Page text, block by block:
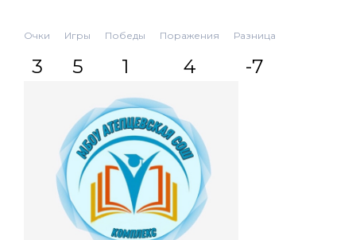
Очки
3
Игры
5
Победы
1
Поражения
4
Разница
-7